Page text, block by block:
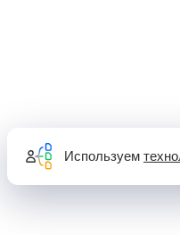
Используем